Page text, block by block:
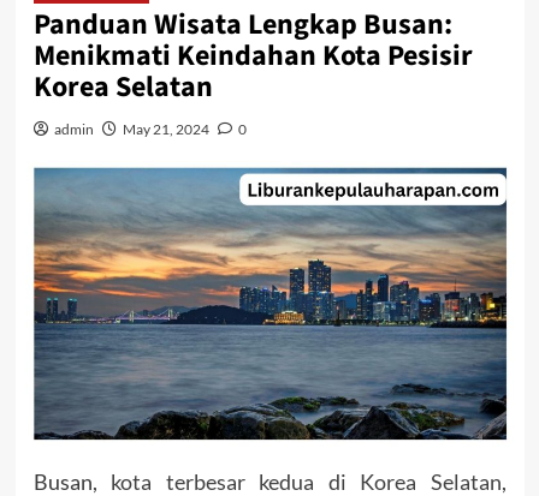
Panduan Wisata Lengkap Busan:
Menikmati Keindahan Kota Pesisir
Korea Selatan
admin May 21, 2024 0
Busan, kota terbesar kedua di Korea Selatan,